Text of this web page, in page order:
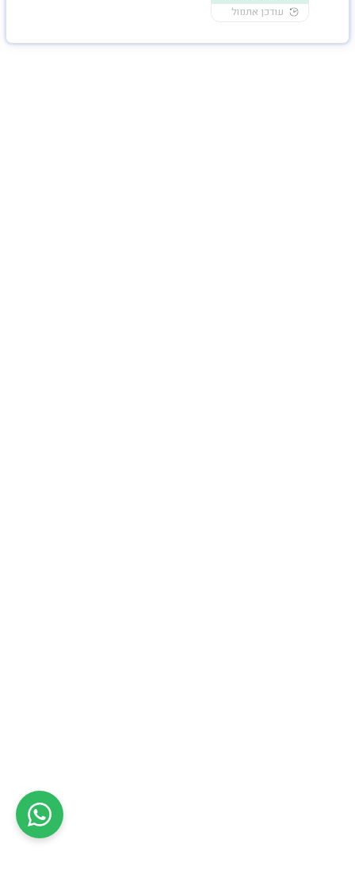
עודכן אתמול